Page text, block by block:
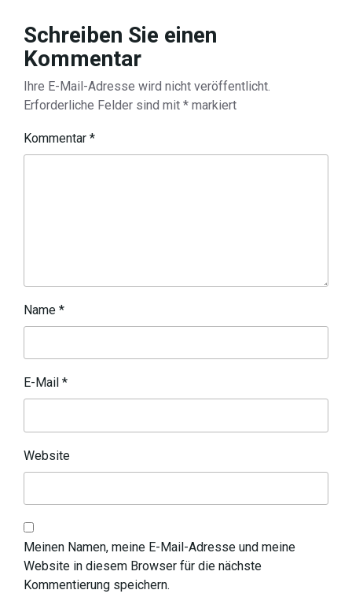
Schreiben Sie einen
Kommentar
Ihre E-Mail-Adresse wird nicht veröffentlicht.
Erforderliche Felder sind mit * markiert
Kommentar *
Name *
E-Mail *
Website
Meinen Namen, meine E-Mail-Adresse und meine
Website in diesem Browser für die nächste
Kommentierung speichern.